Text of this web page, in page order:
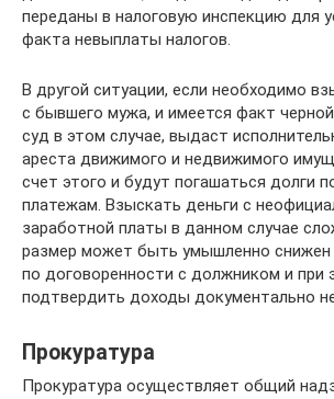
переданы в налоговую инспекцию для
факта невыплаты налогов.
В другой ситуации, если необходимо
с бывшего мужа, и имеется факт
суд в этом случае, выдаст
ареста движимого и недвижимого
счет этого и будут погашаться долги
платежам. Взыскать деньги с
заработной платы в данном случае
размер может быть умышленно снижен
по договоренности с должником и при
подтвердить доходы документально
Прокуратура
Прокуратура осуществляет общий